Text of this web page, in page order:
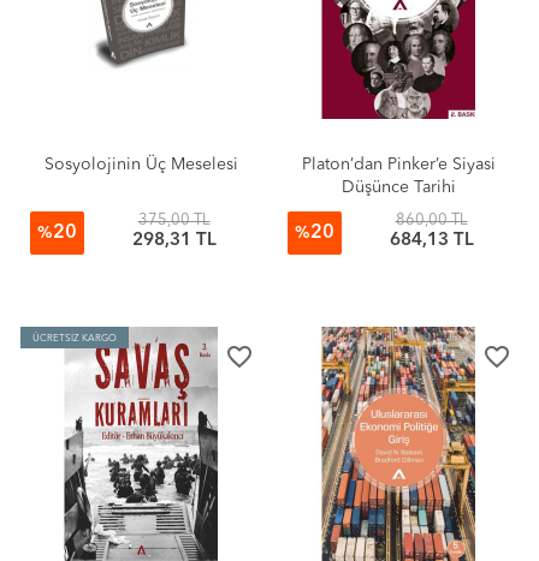
Sosyolojinin Üç Meselesi
%20
375,00 TL
298,31 TL
Platon’dan Pinker’e Siyasi
Düşünce Tarihi
%20
860,00 TL
684,13 TL
ÜCRETSİZ KARGO
favorite_border favorite_border